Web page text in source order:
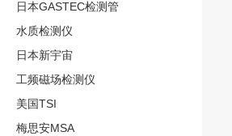
日本GASTEC检测管
水质检测仪
日本新宇宙
工频磁场检测仪
美国TSI
梅思安MSA